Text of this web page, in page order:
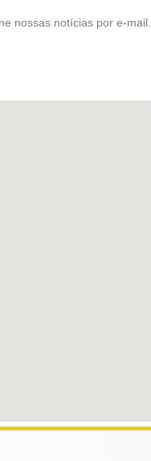
nossas notícias por e-mail.